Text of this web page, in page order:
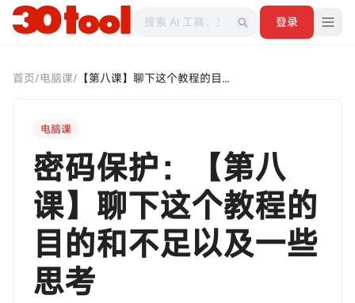
登录
首页/电脑课/ 【第八课】聊下这个教程的目的和不足以及一些思考
电脑课
密码保护：【第八
课】聊下这个教程的
目的和不足以及一些
思考